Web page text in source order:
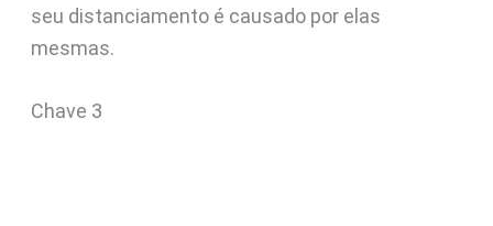
seu distanciamento é causado por elas
mesmas.
Chave 3